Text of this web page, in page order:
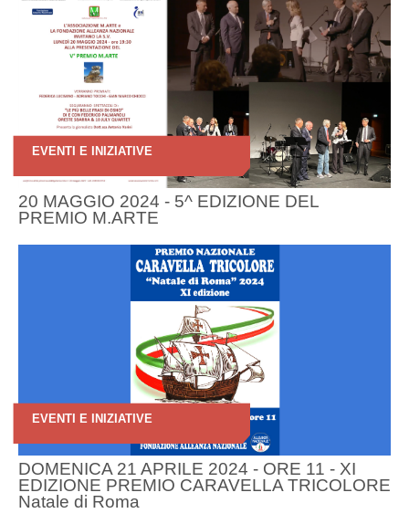
EVENTI E INIZIATIVE
20 MAGGIO 2024 - 5^ EDIZIONE DEL
PREMIO M.ARTE
EVENTI E INIZIATIVE
DOMENICA 21 APRILE 2024 - ORE 11 - XI
EDIZIONE PREMIO CARAVELLA TRICOLORE
Natale di Roma